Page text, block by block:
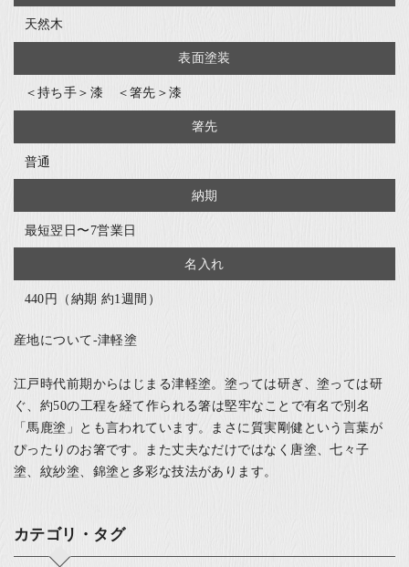
天然木
表面塗装
＜持ち手＞漆 ＜箸先＞漆
箸先
普通
納期
最短翌日〜7営業日
名入れ
440円（納期 約1週間）
産地について-津軽塗
江戸時代前期からはじまる津軽塗。塗っては研ぎ、塗っては研
ぐ、約50の工程を経て作られる箸は堅牢なことで有名で別名
「馬鹿塗」とも言われています。まさに質実剛健という言葉が
ぴったりのお箸です。また丈夫なだけではなく唐塗、七々子
塗、紋紗塗、錦塗と多彩な技法があります。
カテゴリ・タグ